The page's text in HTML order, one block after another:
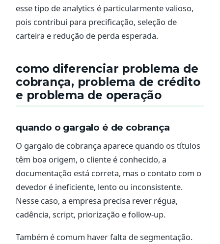
esse tipo de analytics é particularmente valioso,
pois contribui para precificação, seleção de
carteira e redução de perda esperada.
como diferenciar problema de
cobrança, problema de crédito
e problema de operação
quando o gargalo é de cobrança
O gargalo de cobrança aparece quando os títulos
têm boa origem, o cliente é conhecido, a
documentação está correta, mas o contato com o
devedor é ineficiente, lento ou inconsistente.
Nesse caso, a empresa precisa rever régua,
cadência, script, priorização e follow-up.
Também é comum haver falta de segmentação.